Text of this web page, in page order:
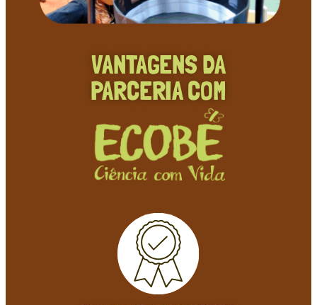
VANTAGENS DA
PARCERIA COM